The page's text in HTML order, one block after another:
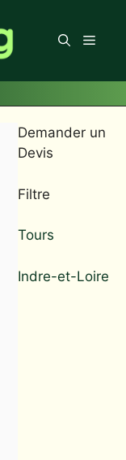
Menu
Demander un
Devis
Filtre
Tours
Indre-et-Loire